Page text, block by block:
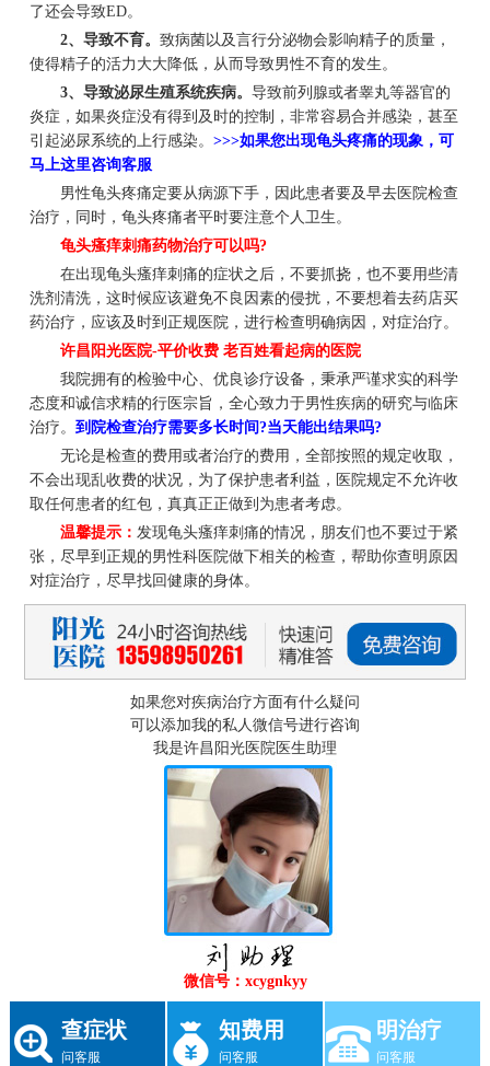
了还会导致ED。
2、导致不育。 致病菌以及言行分泌物会影响精子的质量，
使得精子的活力大大降低，从而导致男性不育的发生。
3、导致泌尿生殖系统疾病。 导致前列腺或者睾丸等器官的
炎症，如果炎症没有得到及时的控制，非常容易合并感染，甚至
引起泌尿系统的上行感染。 >>>如果您出现龟头疼痛的现象，可
马上这里咨询客服
男性龟头疼痛定要从病源下手，因此患者要及早去医院检查
治疗，同时，龟头疼痛者平时要注意个人卫生。
龟头瘙痒刺痛药物治疗可以吗?
在出现龟头瘙痒刺痛的症状之后，不要抓挠，也不要用些清
洗剂清洗，这时候应该避免不良因素的侵扰，不要想着去药店买
药治疗，应该及时到正规医院，进行检查明确病因，对症治疗。
许昌阳光医院-平价收费 老百姓看起病的医院
我院拥有的检验中心、优良诊疗设备，秉承严谨求实的科学
态度和诚信求精的行医宗旨，全心致力于男性疾病的研究与临床
治疗。 到院检查治疗需要多长时间?当天能出结果吗?
无论是检查的费用或者治疗的费用，全部按照的规定收取，
不会出现乱收费的状况，为了保护患者利益，医院规定不允许收
取任何患者的红包，真真正正做到为患者考虑。
温馨提示： 发现龟头瘙痒刺痛的情况，朋友们也不要过于紧
张，尽早到正规的男性科医院做下相关的检查，帮助你查明原因
对症治疗，尽早找回健康的身体。
如果您对疾病治疗方面有什么疑问
可以添加我的私人微信号进行咨询
我是许昌阳光医院医生助理
微信号：xcygnkyy
查症状
问客服
知费用
问客服
明治疗
问客服